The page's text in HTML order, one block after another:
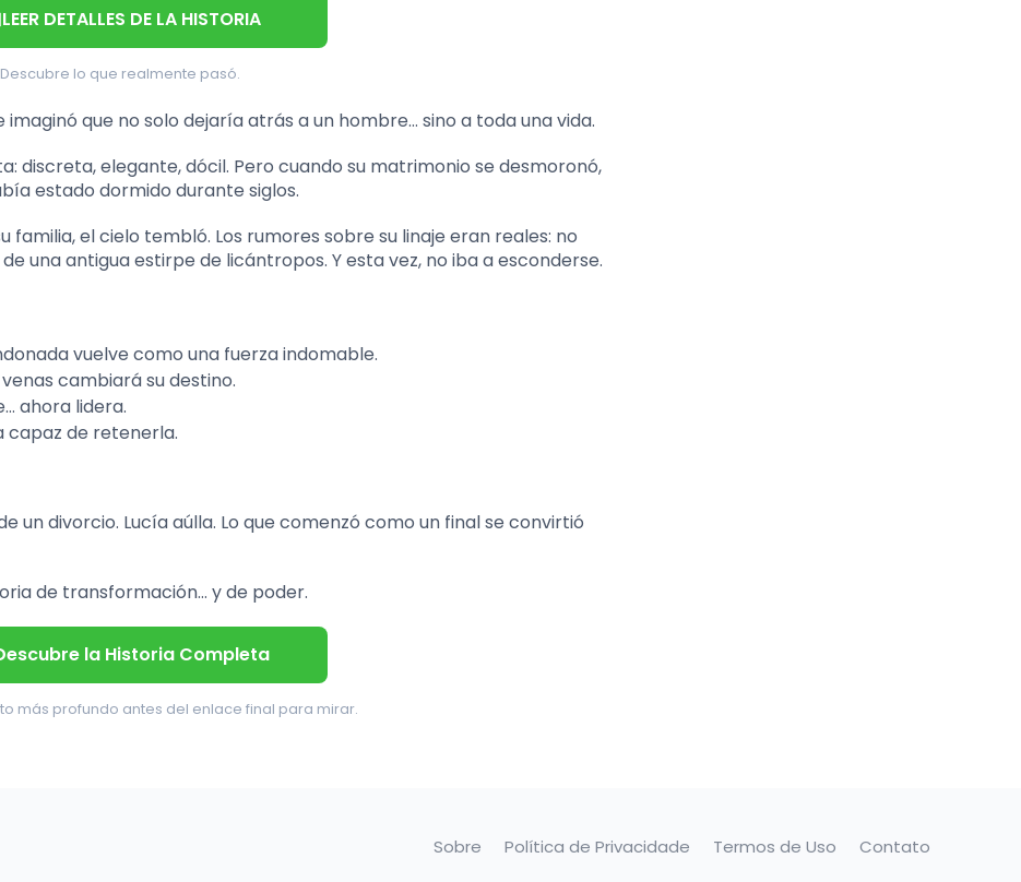
LEER DETALLES DE LA HISTORIA
Descubre lo que realmente pasó.
que no solo dejaría atrás a un hombre… sino a toda una vida.
discreta, elegante, dócil. Pero cuando su matrimonio se desmoronó,
estado dormido durante siglos.
familia, el cielo tembló. Los rumores sobre su linaje eran reales: no
una antigua estirpe de licántropos. Y esta vez, no iba a esconderse.
vuelve como una fuerza indomable.
cambiará su destino.
ahora lidera.
capaz de retenerla.
un divorcio. Lucía aúlla. Lo que comenzó como un final se convirtió
de transformación… y de poder.
la Historia Completa
más profundo antes del enlace final para mirar.
Sobre Política de Privacidade Termos de Uso Contato